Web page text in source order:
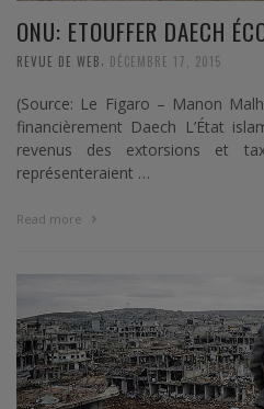
ONU: ETOUFFER DAECH
REVUE DE WEB DÉCEMBRE 17, 2015
(Source: Le Figaro – Manon
financièrement Daech L’État
revenus des extorsions et
représenteraient …
Read more